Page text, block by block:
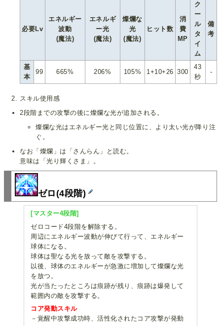
必要Lv
エネルギー
波動
(魔法)
エネルギ
ー光
(魔法)
燦爛な
光
(魔法)
ヒット数
消
費
MP
ク
ー
ル
タ
イ
ム
備
考
基
本
99 665% 206% 105% 1+10+26 300
43
秒
-
スキル使用感
2段階までの攻撃の後に燦爛な光が追加される。
燦爛な光はエネルギー光と同じ位置に、より太い光が降り注
ぐ。
なお「燦爛」は「さんらん」と読む。
意味は「光り輝くさま」。
ゼロ(4段階)
[マスター4段階]
ゼロコード4段階を解除する。
周辺にエネルギー波動が伸びて行って、エネルギー
球体になる。
球体は聖なる光を放って敵を攻撃する。
以後、球体のエネルギーが急激に増加して燦爛な光
を放つ。
光が当たったところは痕跡が残り、痕跡は爆発して
範囲内の敵を攻撃する。
コア発動スキル
－覚醒中攻撃成功時、活性化されたコア攻撃が発動